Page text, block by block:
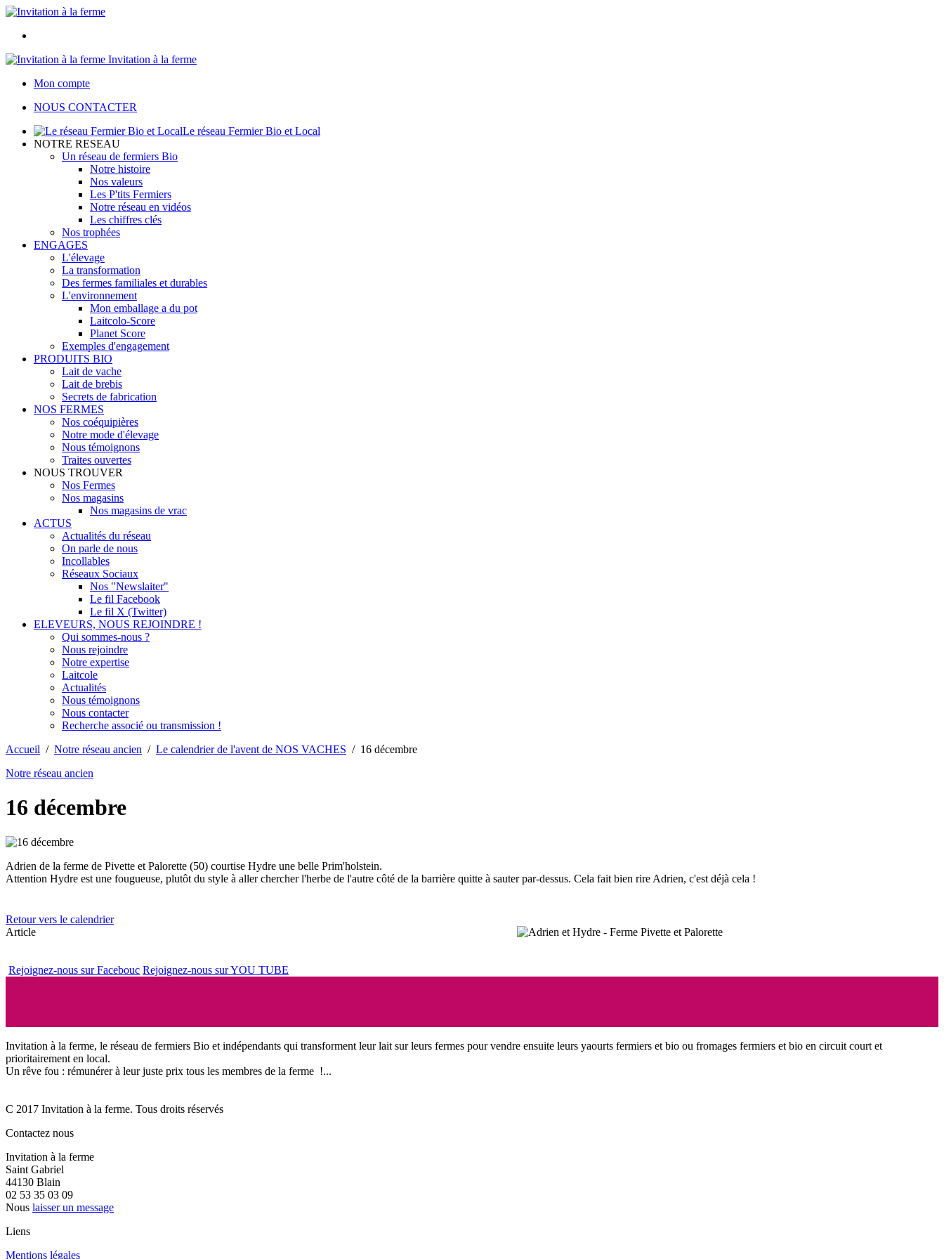
Invitation à la ferme
Mon compte
NOUS CONTACTER
Le réseau Fermier Bio et Local
NOTRE RESEAU
Un réseau de fermiers Bio
Notre histoire
Nos valeurs
Les P'tits Fermiers
Notre réseau en vidéos
Les chiffres clés
Nos trophées
ENGAGES
L'élevage
La transformation
Des fermes familiales et durables
L'environnement
Mon emballage a du pot
Laitcolo-Score
Planet Score
Exemples d'engagement
PRODUITS BIO
Lait de vache
Lait de brebis
Secrets de fabrication
NOS FERMES
Nos coéquipières
Notre mode d'élevage
Nous témoignons
Traites ouvertes
NOUS TROUVER
Nos Fermes
Nos magasins
Nos magasins de vrac
ACTUS
Actualités du réseau
On parle de nous
Incollables
Réseaux Sociaux
Nos "Newslaiter"
Le fil Facebook
Le fil X (Twitter)
ELEVEURS, NOUS REJOINDRE !
Qui sommes-nous ?
Nous rejoindre
Notre expertise
Laitcole
Actualités
Nous témoignons
Nous contacter
Recherche associé ou transmission !
Accueil / Notre réseau ancien / Le calendrier de l'avent de NOS VACHES / 16 décembre
Notre réseau ancien
16 décembre
Adrien de la ferme de Pivette et Palorette (50) courtise Hydre une belle Prim'holstein.
Attention Hydre est une fougueuse, plutôt du style à aller chercher l'herbe de l'autre côté de la barrière quitte à sauter par-dessus. Cela fait bien rire Adrien, c'est déjà cela !
Retour vers le calendrier
Article
Rejoignez-nous sur Facebouc Rejoignez-nous sur YOU TUBE
Invitation à la ferme, le réseau de fermiers Bio et indépendants qui transforment leur lait sur leurs fermes pour vendre ensuite leurs yaourts fermiers et bio ou fromages fermiers et bio en circuit court et
prioritairement en local.
Un rêve fou : rémunérer à leur juste prix tous les membres de la ferme !...
C 2017 Invitation à la ferme. Tous droits réservés
Contactez nous
Invitation à la ferme
Saint Gabriel
44130 Blain
02 53 35 03 09
Nous laisser un message
Liens
Mentions légales